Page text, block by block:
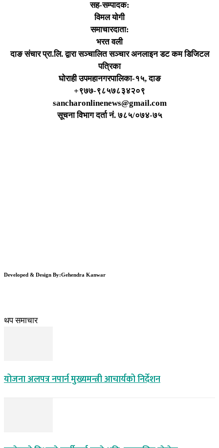
सह-सम्पादक:
विमल योगी
समाचारदाता:
भरत वली
दाङ संचार प्रा.लि. द्वारा सञ्चालित सञ्चार अनलाइन डट कम डिजिटल
पत्रिका
घोराही उपमहानगरपालिका-१५, दाङ
+९७७-९८५७८३४२०९
sancharonlinenews@gmail.com
सूचना विभाग दर्ता न‌ं. ७८५/०७४-७५
Developed & Design By:Gehendra Kanwar
थप समाचार
योजना अलपत्र नपार्न मुख्यमन्त्री आचार्यको निर्देशन